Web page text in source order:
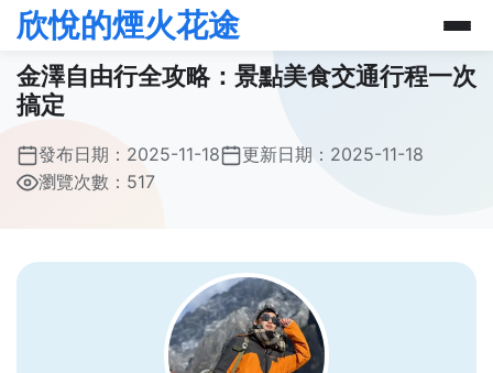
欣悅的煙火花途
金澤自由行全攻略：景點美食交通行程一次
搞定
發布日期： 2025-11-18 更新日期： 2025-11-18
瀏覽次數：517